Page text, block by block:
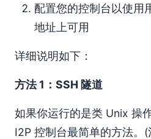
配置您的控制台以使用
地址上可用
详细说明如下：
方法 1：SSH 隧道
如果你运行的是类 Unix 操
I2P 控制台最简单的方法。